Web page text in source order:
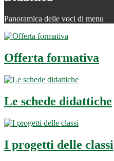
Panoramica delle voci di menu
Offerta formativa
Le schede didattiche
I progetti delle classi